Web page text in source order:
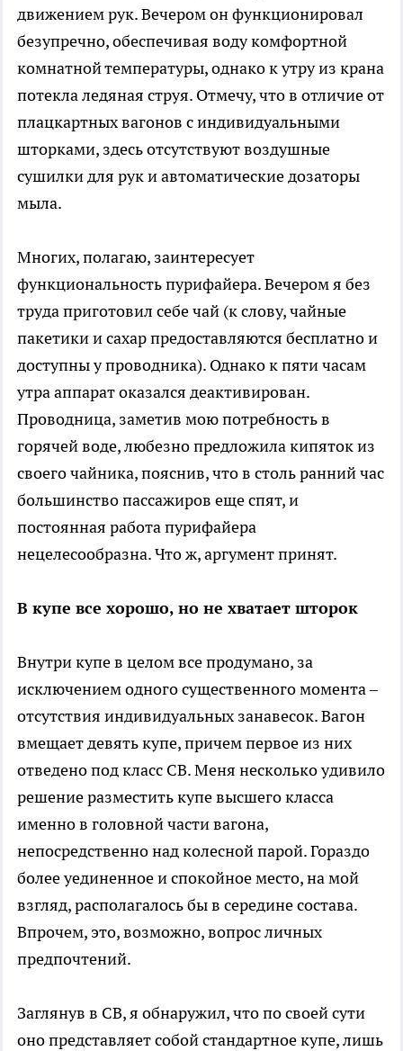
движением рук. Вечером он функционировал
безупречно, обеспечивая воду комфортной
комнатной температуры, однако к утру из крана
потекла ледяная струя. Отмечу, что в отличие от
плацкартных вагонов с индивидуальными
шторками, здесь отсутствуют воздушные
сушилки для рук и автоматические дозаторы
мыла.
Многих, полагаю, заинтересует
функциональность пурифайера. Вечером я без
труда приготовил себе чай (к слову, чайные
пакетики и сахар предоставляются бесплатно и
доступны у проводника). Однако к пяти часам
утра аппарат оказался деактивирован.
Проводница, заметив мою потребность в
горячей воде, любезно предложила кипяток из
своего чайника, пояснив, что в столь ранний час
большинство пассажиров еще спят, и
постоянная работа пурифайера
нецелесообразна. Что ж, аргумент принят.
В купе все хорошо, но не хватает шторок
Внутри купе в целом все продумано, за
исключением одного существенного момента –
отсутствия индивидуальных занавесок. Вагон
вмещает девять купе, причем первое из них
отведено под класс СВ. Меня несколько удивило
решение разместить купе высшего класса
именно в головной части вагона,
непосредственно над колесной парой. Гораздо
более уединенное и спокойное место, на мой
взгляд, располагалось бы в середине состава.
Впрочем, это, возможно, вопрос личных
предпочтений.
Заглянув в СВ, я обнаружил, что по своей сути
оно представляет собой стандартное купе, лишь